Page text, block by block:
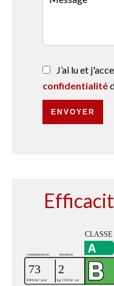
J’ai lu et
confidentialité
ENVOYER